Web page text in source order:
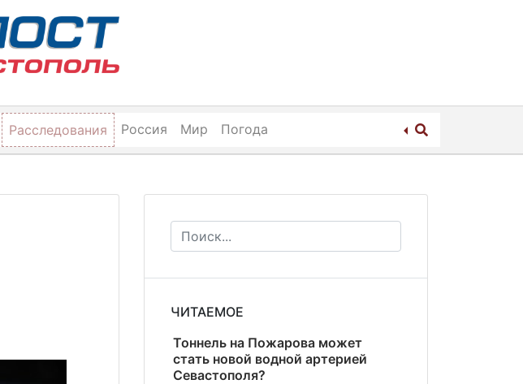
Расследования Россия Мир Погода
ЧИТАЕМОЕ
Тоннель на Пожарова может
стать новой водной артерией
Севастополя?